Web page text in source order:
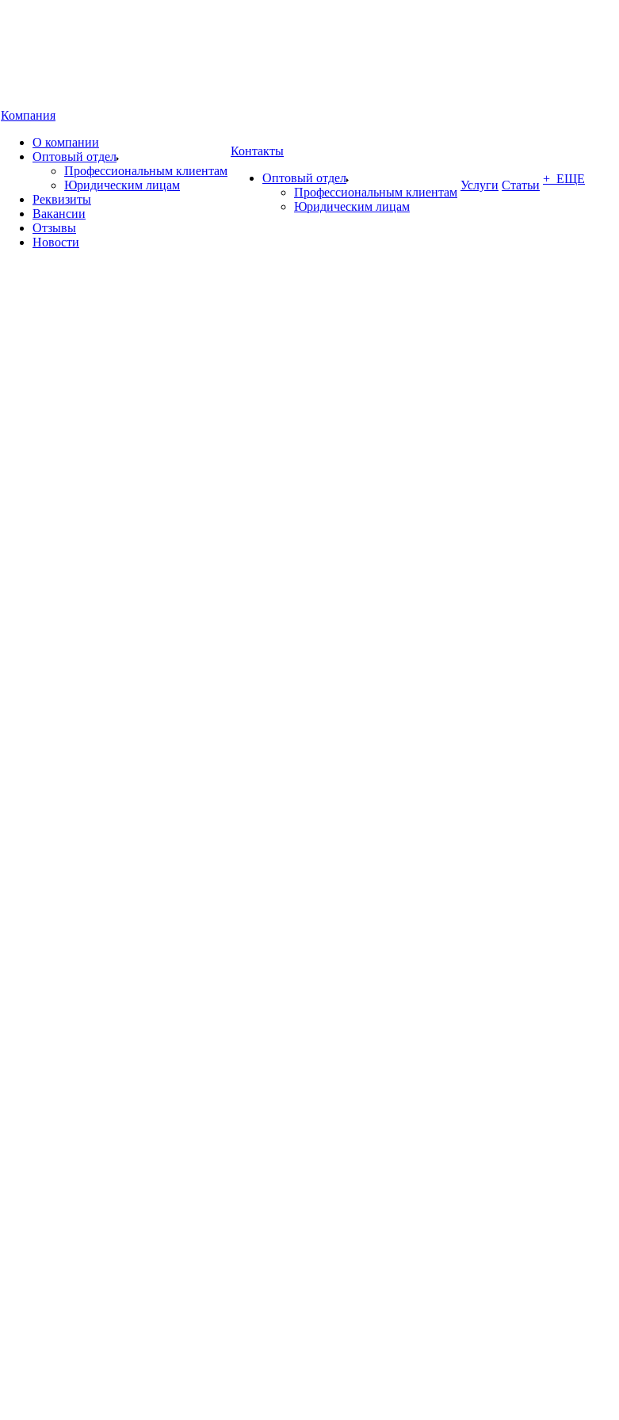
Компания
О компании
Оптовый отдел
Профессиональным клиентам
Юридическим лицам
Реквизиты
Вакансии
Отзывы
Новости
Контакты
Оптовый отдел
Профессиональным клиентам
Юридическим лицам
Услуги Статьи + ЕЩЕ